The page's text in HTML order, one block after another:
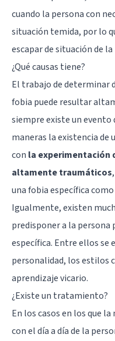
cuando la persona con
situación temida, por lo
escapar de situación de
¿Qué causas tiene?
El trabajo de determinar
fobia puede resultar
siempre existe un evento
maneras la existencia
con la experimentación
altamente traumáticos
una fobia específica
Igualmente, existen
predisponer a la persona
específica. Entre ellos se
personalidad, los estilos
aprendizaje vicario.
¿Existe un tratamiento?
En los casos en los que
con el día a día de la